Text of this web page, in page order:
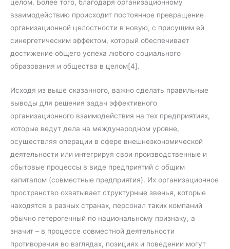
целом. Более того, благодаря организационному
взаимодействию происходит постоянное превращение
организационной целостности в новую, с присущим ей
синергетическим эффектом, который обеспечивает
достижение общего успеха любого социального
образования и общества в целом[4].
Исходя из выше сказанного, важно сделать правильные
выводы для решения задач эффективного
организационного взаимодействия на тех предприятиях,
которые ведут дела на международном уровне,
осуществляя операции в сфере внешнеэкономической
деятельности или интегрируя свои производственные и
сбытовые процессы в виде предприятий с общим
капиталом (совместные предприятия). Их организационное
пространство охватывает структурные звенья, которые
находятся в разных странах, персонал таких компаний
обычно гетерогенный по национальному признаку, а
значит – в процессе совместной деятельности
противоречия во взглядах, позициях и поведении могут